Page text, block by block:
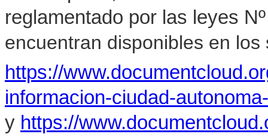
reglamentado por las leyes
encuentran disponibles en los
https://
informacion-ciudad-
y https://